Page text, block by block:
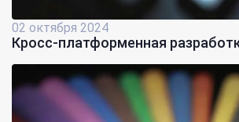
02 октября 2024
Кросс-платформенная